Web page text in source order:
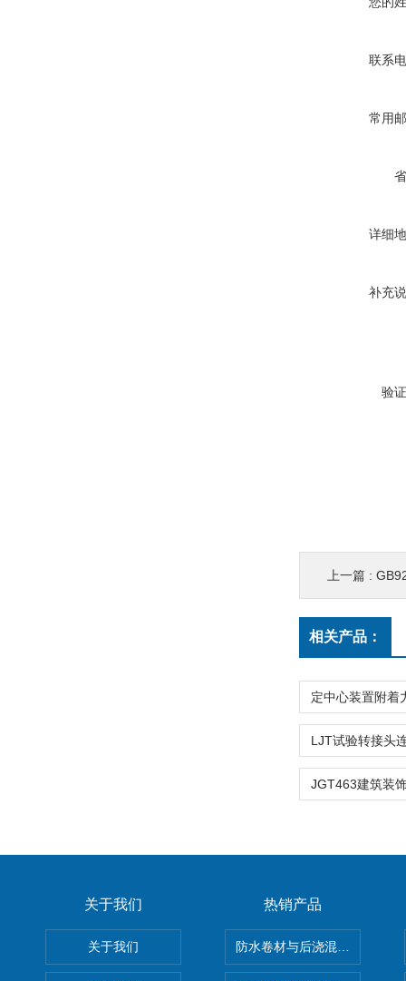
联系
常用
详细
补充
验
上一篇 :
相关产品：
关于我们
关于我们
热销产品
防水卷材与后浇混凝土剥离强